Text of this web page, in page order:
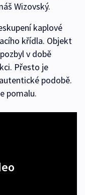
Wizovský.
kaplové
křídla. Objekt
v době
Přesto je
podobě.
pomalu.